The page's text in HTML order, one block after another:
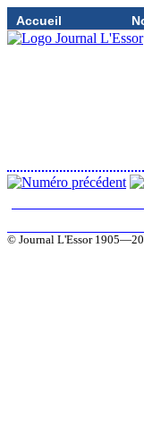
Accueil
© Journal L'Essor